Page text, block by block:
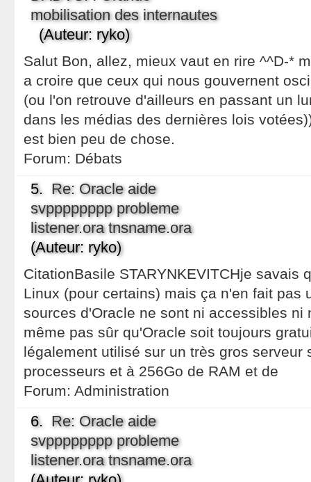
mobilisation des internautes
(Auteur: ryko)
Salut Bon, allez, mieux vaut en rire ^^D-*
a croire que ceux qui nous gouvernent
(ou l'on retrouve d'ailleurs en passant un
dans les médias des dernières lois
est bien peu de chose.
Forum: Débats
5. Re: Oracle aide
svpppppppp probleme
listener.ora tnsname.ora
(Auteur: ryko)
CitationBasile STARYNKEVITCHje savais
Linux (pour certains) mais ça n'en fait pas
sources d'Oracle ne sont ni accessibles ni
même pas sûr qu'Oracle soit toujours
légalement utilisé sur un très gros serveur
processeurs et à 256Go de RAM et de
Forum: Administration
6. Re: Oracle aide
svpppppppp probleme
listener.ora tnsname.ora